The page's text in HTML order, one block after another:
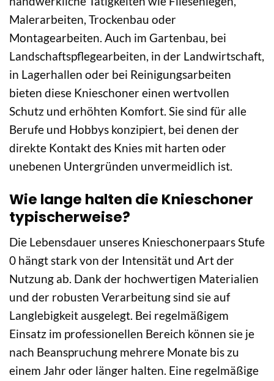
Malerarbeiten, Trockenbau oder
Montagearbeiten. Auch im Gartenbau, bei
Landschaftspflegearbeiten, in der Landwirtschaft,
in Lagerhallen oder bei Reinigungsarbeiten
bieten diese Knieschoner einen wertvollen
Schutz und erhöhten Komfort. Sie sind für alle
Berufe und Hobbys konzipiert, bei denen der
direkte Kontakt des Knies mit harten oder
unebenen Untergründen unvermeidlich ist.
Wie lange halten die Knieschoner
typischerweise?
Die Lebensdauer unseres Knieschonerpaars Stufe
0 hängt stark von der Intensität und Art der
Nutzung ab. Dank der hochwertigen Materialien
und der robusten Verarbeitung sind sie auf
Langlebigkeit ausgelegt. Bei regelmäßigem
Einsatz im professionellen Bereich können sie je
nach Beanspruchung mehrere Monate bis zu
einem Jahr oder länger halten. Eine regelmäßige